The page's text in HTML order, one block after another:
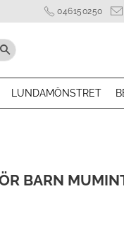
046150250
LUNDAMÖNSTRET
BARN